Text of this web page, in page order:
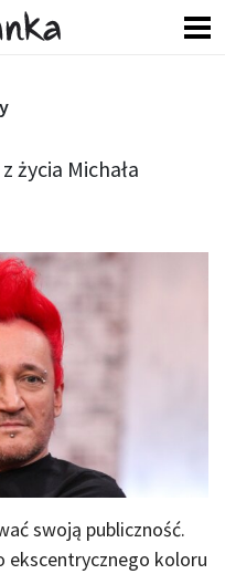
życia Michała
swoją publiczność.
ekscentrycznego koloru